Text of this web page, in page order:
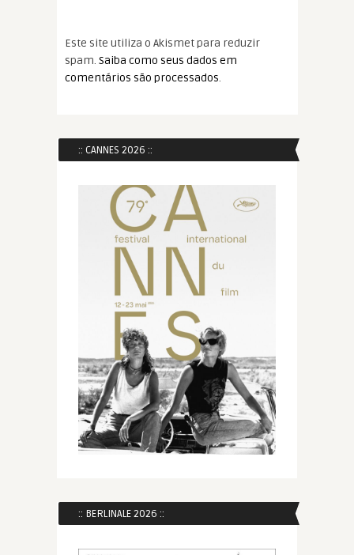
Este site utiliza o Akismet para reduzir
spam. Saiba como seus dados em
comentários são processados.
:: CANNES 2026 ::
:: BERLINALE 2026 ::